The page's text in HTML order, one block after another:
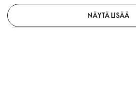
NÄYTÄ LISÄÄ